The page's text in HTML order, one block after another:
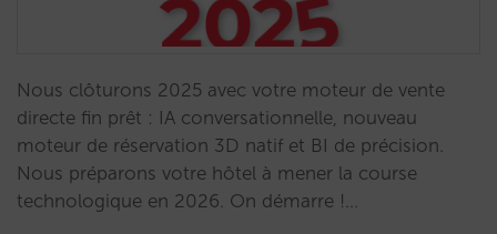
Nous clôturons 2025 avec votre moteur de vente
directe fin prêt : IA conversationnelle, nouveau
moteur de réservation 3D natif et BI de précision.
Nous préparons votre hôtel à mener la course
technologique en 2026. On démarre !…